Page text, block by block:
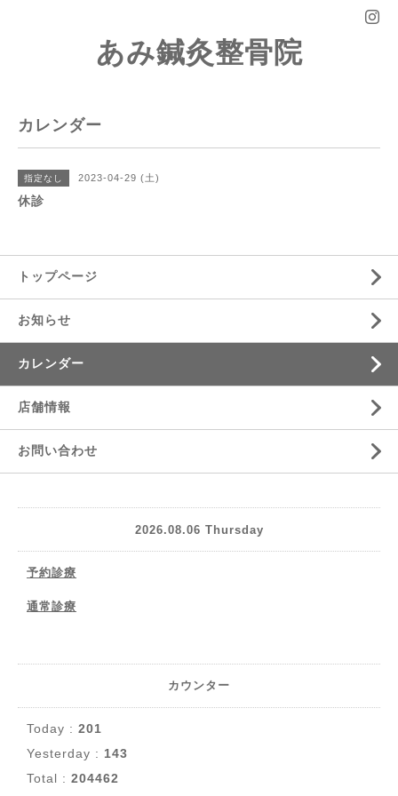
あみ鍼灸整骨院
カレンダー
指定なし 2023-04-29 (土)
休診
トップページ
お知らせ
カレンダー
店舗情報
お問い合わせ
2026.08.06 Thursday
予約診療
通常診療
カウンター
Today : 201
Yesterday : 143
Total : 204462